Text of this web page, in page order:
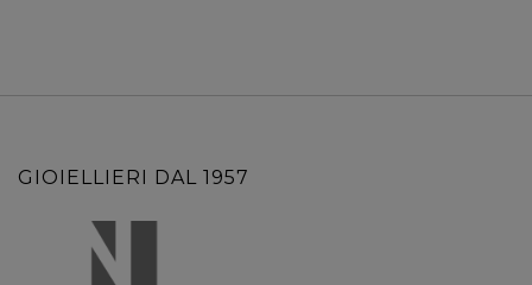
GIOIELLIERI DAL 1957